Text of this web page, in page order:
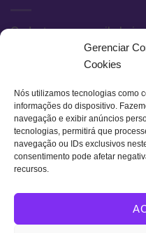
Gerenciar
Cookies
Nós utilizamos tecnologias como
informações do dispositivo.
navegação e exibir anúncios
tecnologias, permitirá que
navegação ou IDs exclusivos
consentimento pode afetar
recursos.
Cadastre seu e-mail
novidades e promoções